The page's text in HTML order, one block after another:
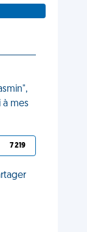
à mes
7 219